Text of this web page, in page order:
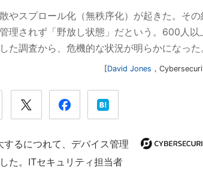
やスプロール化（無秩序化）が起きた。その
理されず「野放し状態」だという。600人以
調査から、危機的な状況が明らかになった
[David Jones ，
るにつれて、デバイス管理
た。ITセキュリティ担当者